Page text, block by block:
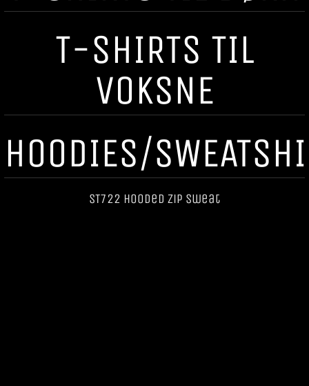
T-SHIRTS TIL
VOKSNE
HOODIES/
ST722 Hooded Zip Sweat